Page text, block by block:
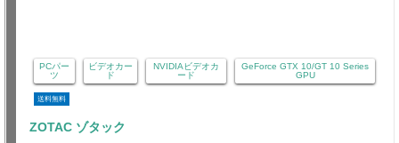
PCパー
ツ
ビデオカー
ド
NVIDIAビデオカ
ード
GeForce GTX 10/GT 10 Series
GPU
送料無料
ZOTAC ゾタック